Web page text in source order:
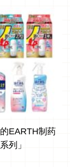
EARTH制药
列」